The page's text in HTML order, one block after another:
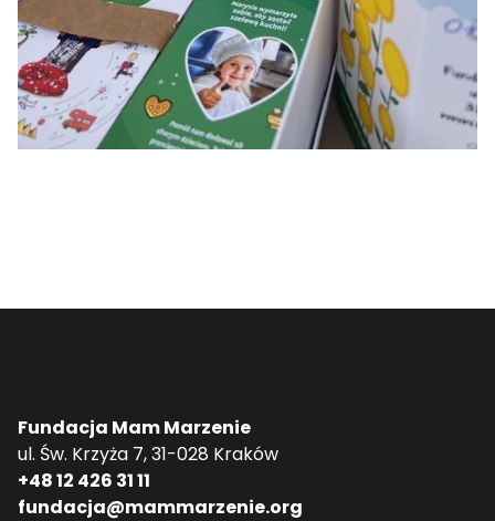
Fundacja Mam Marzenie
ul. Św. Krzyża 7, 31-028 Kraków
+48 12 426 31 11
fundacja@mammarzenie.org